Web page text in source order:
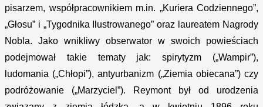
pisarzem, współpracownikiem m.in. „Kuriera Codziennego”,
„Głosu” i „Tygodnika Ilustrowanego” oraz laureatem Nagrody
Nobla. Jako wnikliwy obserwator w swoich powieściach
podejmował takie tematy jak: spirytyzm („Wampir”),
ludomania („Chłopi”), antyurbanizm („Ziemia obiecana”) czy
podróżowanie („Marzyciel”). Reymont był od urodzenia